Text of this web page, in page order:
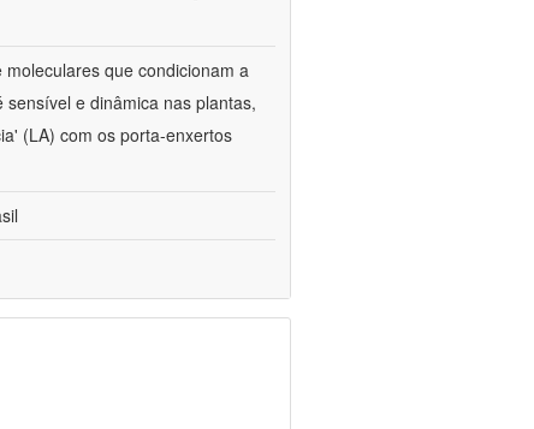
que condicionam a
e dinâmica nas plantas,
(LA) com os porta-enxertos